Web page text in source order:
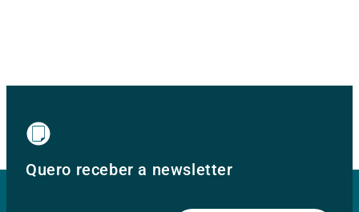
Quero receber a newsletter